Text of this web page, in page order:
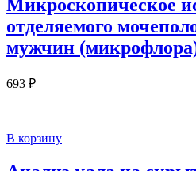
Микроскопическое
отделяемого
мужчин
693 ₽
В корзину